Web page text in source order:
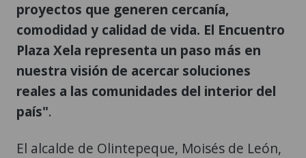
proyectos que generen cercanía,
comodidad y calidad de vida. El Encuentro
Plaza Xela representa un paso más en
nuestra visión de acercar soluciones
reales a las comunidades del interior del
país".
El alcalde de Olintepeque, Moisés de León,